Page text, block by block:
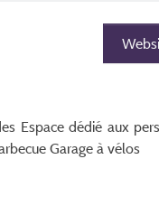
Espace dédié aux
Garage à vélos